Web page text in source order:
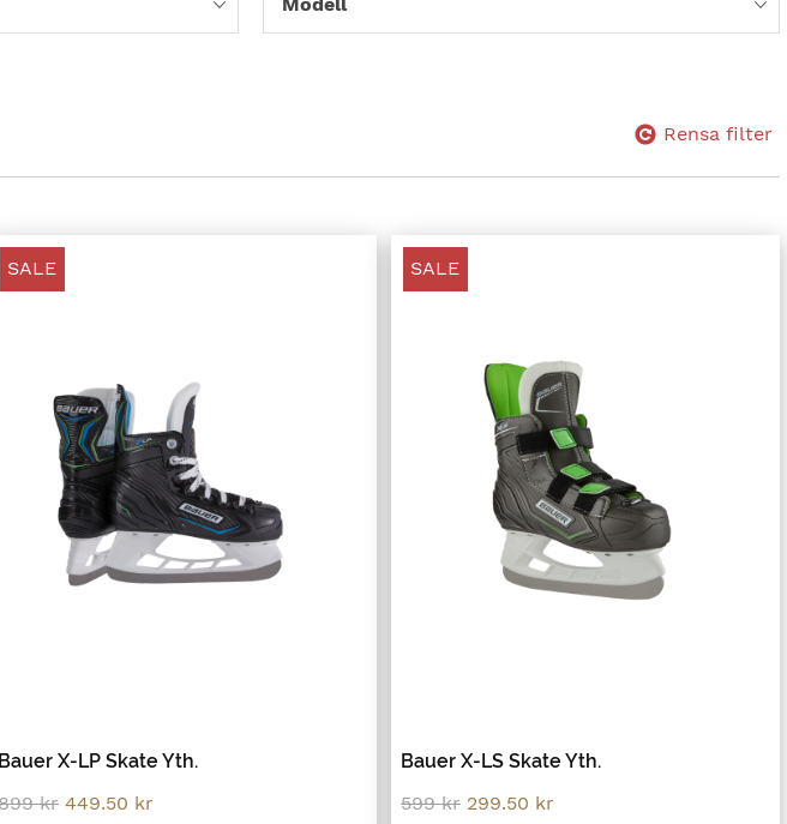
Rensa filter
SALE
Bauer X-LP Skate Yth.
kr Original
449.50 kr
SALE
Bauer X-LS Skate Yth.
599kr Original
299.50 kr